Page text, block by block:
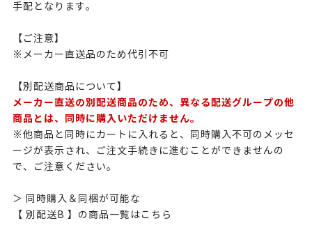
手配となります。
【ご注意】
※メーカー直送品のため代引不可
【別配送商品について】
メーカー直送の別配送商品のため、異なる配送グループの他
商品とは、同時に購入いただけません。
※他商品と同時にカートに入れると、同時購入不可のメッセ
ージが表示され、ご注文手続きに進むことができませんの
で、ご注意ください。
＞ 同時購入＆同梱が可能な
【 別配送B 】の商品一覧はこちら